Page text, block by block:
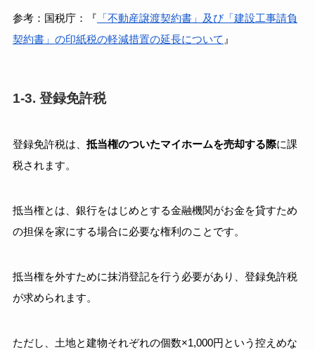
参考：国税庁：『 「不動産譲渡契約書」及び「建設工事請負
契約書」の印紙税の軽減措置の延長について 』
1-3. 登録免許税
登録免許税は、 抵当権のついたマイホームを売却する際に課
税されます。
抵当権とは、銀行をはじめとする金融機関がお金を貸すため
の担保を家にする場合に必要な権利のことです。
抵当権を外すために抹消登記を行う必要があり、登録免許税
が求められます。
ただし、土地と建物それぞれの個数×1,000円という控えめな